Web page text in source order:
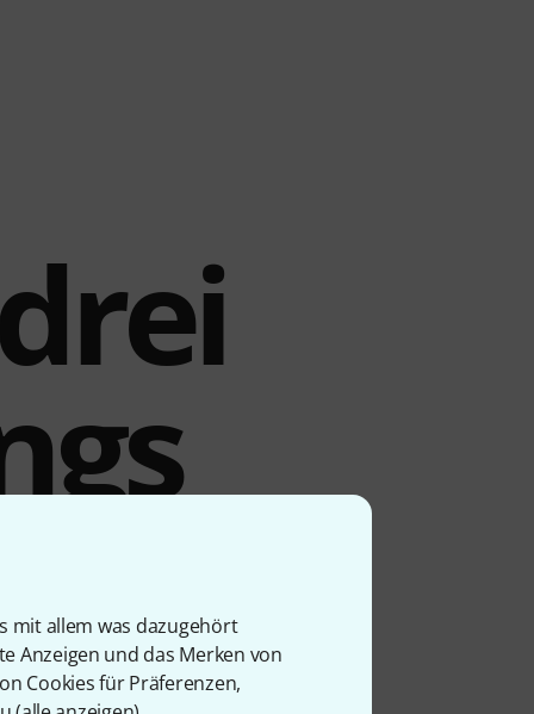
mit allem was dazugehört
Anzeigen und das Merken von
Cookies für Präferenzen,
Großmembran-
wurde. Ein besonderes
einsatzbereites
Merkmal ist die